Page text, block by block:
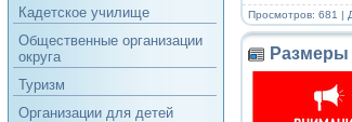
Кадетское училище
Общественные организации
округа
Туризм
Организации для детей
Просмотров: 681 |
Размеры